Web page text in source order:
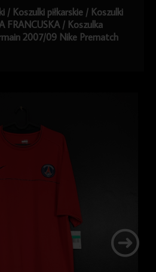
/ Koszulki piłkarskie / Koszulki
FRANCUSKA / Koszulka
2007/09 Nike Prematch